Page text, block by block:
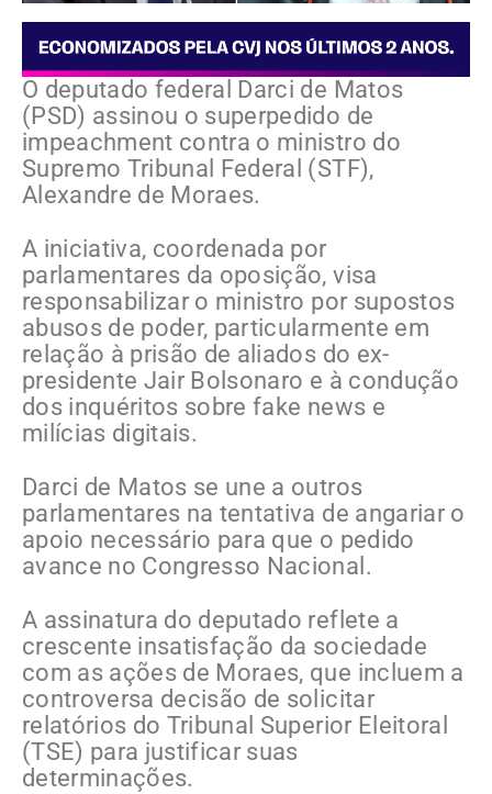
O deputado federal Darci de Matos
(PSD) assinou o superpedido de
impeachment contra o ministro do
Supremo Tribunal Federal (STF),
Alexandre de Moraes.
A iniciativa, coordenada por
parlamentares da oposição, visa
responsabilizar o ministro por supostos
abusos de poder, particularmente em
relação à prisão de aliados do ex-
presidente Jair Bolsonaro e à condução
dos inquéritos sobre fake news e
milícias digitais.
Darci de Matos se une a outros
parlamentares na tentativa de angariar o
apoio necessário para que o pedido
avance no Congresso Nacional.
A assinatura do deputado reflete a
crescente insatisfação da sociedade
com as ações de Moraes, que incluem a
controversa decisão de solicitar
relatórios do Tribunal Superior Eleitoral
(TSE) para justificar suas
determinações.